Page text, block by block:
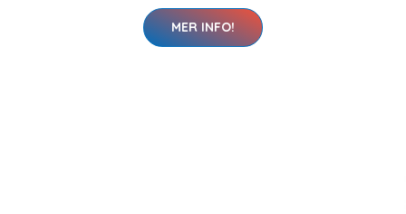
MER INFO!